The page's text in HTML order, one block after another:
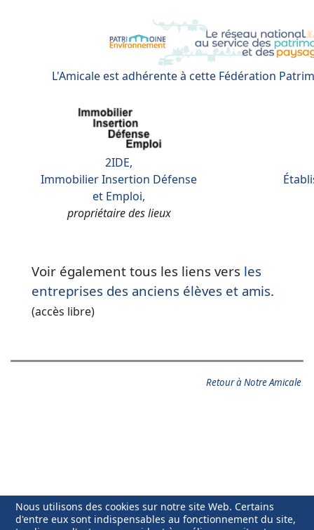
L'Amicale est adhérente à cette Fédération
2IDE,
Immobilier Insertion Défense
et Emploi,
propriétaire des lieux
Voir également tous les liens vers les
entreprises des anciens élèves et amis.
(accès libre)
Retour à Notre Amicale
Nous utilisons des cookies sur notre site Web. Certains
d'entre eux sont indispensables au fonctionnement du site,